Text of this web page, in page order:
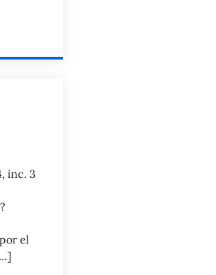
inc. 3
el